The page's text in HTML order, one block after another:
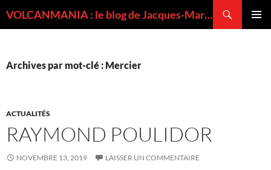
VOLCANMANIA : le blog de Jacques-Marie BARDINTZEFF, volcanologue
Archives par mot-clé : Mercier
ACTUALITÉS
RAYMOND POULIDOR
NOVEMBRE 13, 2019 LAISSER UN COMMENTAIRE